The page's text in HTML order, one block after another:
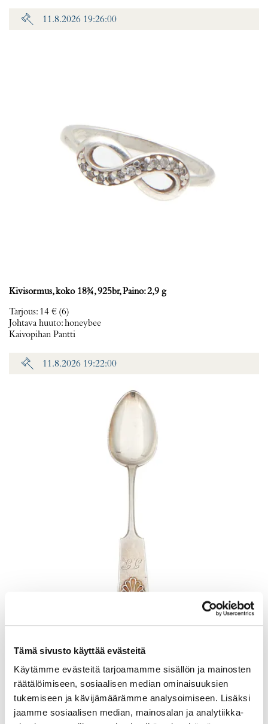
Tämä sivusto käyttää evästeitä
Käytämme evästeitä tarjoamamme sisällön ja mainosten
räätälöimiseen, sosiaalisen median ominaisuuksien
tukemiseen ja kävijämäärämme analysoimiseen. Lisäksi
jaamme sosiaalisen median, mainosalan ja analytiikka-
11.8.2026 19:26:00
Kivisormus, koko 18¾, 925br, Paino: 2,9 g
Tarjous: 14 € (6)
Johtava huuto:honeybee
Kaivopihan Pantti
11.8.2026 19:22:00
Lähtöhinta:70 €
Johtava huuto:-
Kaivopihan Pantti
11.8.2026 19:32:00